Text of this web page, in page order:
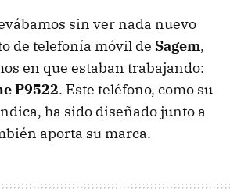
sin ver nada nuevo
de telefonía móvil de Sagem,
en que estaban trabajando:
P9522. Este teléfono, como su
ha sido diseñado junto a
aporta su marca.